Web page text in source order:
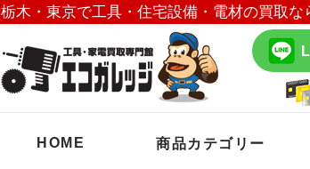
栃木・東京で工具・住宅設備・電材の買取な
HOME 商品カテゴリー